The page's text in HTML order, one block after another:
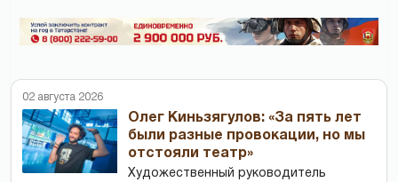
02 августа 2026
Олег Киньзягулов: «За пять лет
были разные провокации, но мы
отстояли театр»
Художественный руководитель